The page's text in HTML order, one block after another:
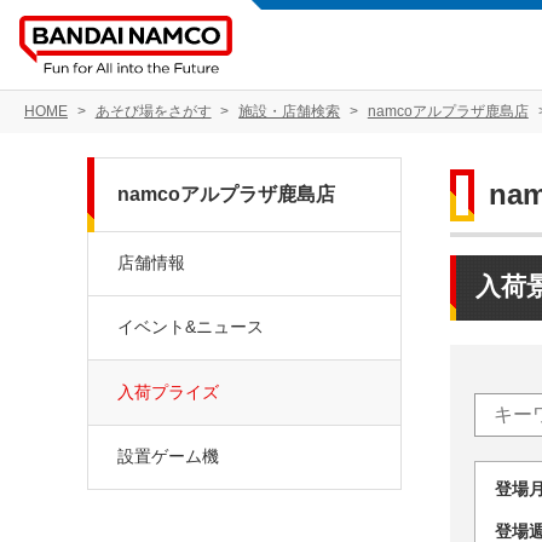
HOME あそび場をさがす 施設・店舗検索 namcoアルプラザ鹿島店
入荷
登
登
namcoアルプラザ鹿島店
店舗情報
イベント&ニュース
入荷プライズ
設置ゲーム機